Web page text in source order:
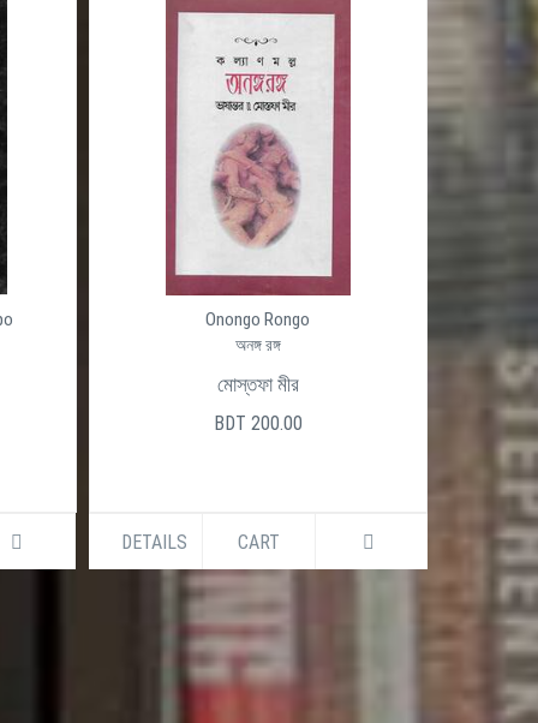
Ojogor (Okhondo)
অজগর
হরিপদ দত্ত
BDT 480.00
DETAILS CART DETAILS